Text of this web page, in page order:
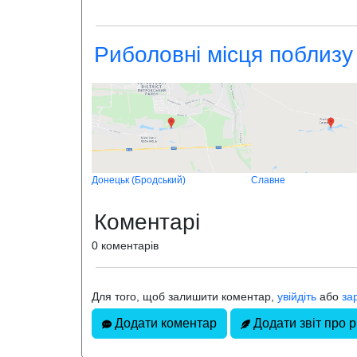
Риболовні місця поблизу
Донецьк (Бродський) Славне
Коментарі
0 коментарів
Для того, щоб залишити коментар, увійдіть або
Додати коментар Додати звіт про